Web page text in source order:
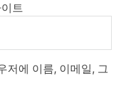
트
저에 이름, 이메일, 그